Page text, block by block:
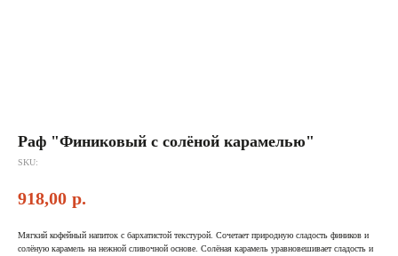
Раф "Финиковый с солёной карамелью"
SKU:
918,00 р.
Мягкий кофейный напиток с бархатистой текстурой. Сочетает природную сладость фиников и
солёную карамель на нежной сливочной основе. Солёная карамель уравновешивает сладость и